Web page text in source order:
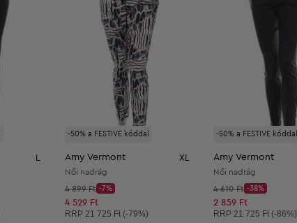
L
-50% a FESTIVE kóddal
Amy Vermont XL
Női nadrág
Kezdő ár:
4 899 Ft
Discount Price:
-7%
Csökkentett ár:
4 529 Ft
Ajánlott ár:
RRP 21 725 Ft (-79%)
-50% a FESTIVE kóddal
Amy Vermont
Női nadrág
Kezdő ár:
4 610 Ft
Discount Price:
-38%
Csökkentett ár:
2 859 Ft
Ajánlott ár:
RRP 21 725 Ft (-86%)